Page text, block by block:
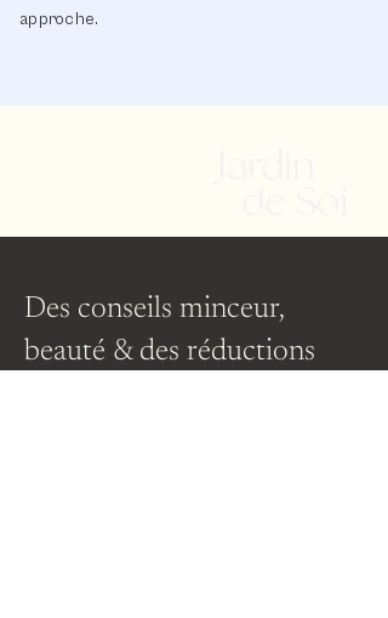
approche.
Des conseils minceur,
beauté & des réductions